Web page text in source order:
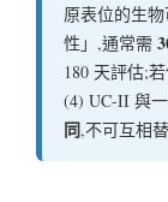
原表位的生
性」,通常需
180 天評估;
(4) UC-II 與
同,不可互相